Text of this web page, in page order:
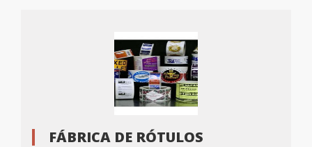
FÁBRICA DE RÓTULOS